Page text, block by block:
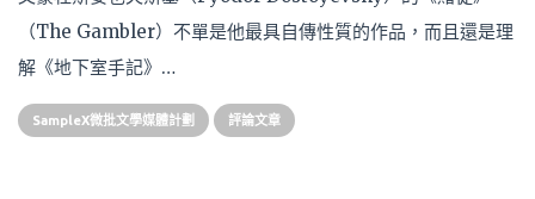
（The Gambler）不單是他最具自傳性質的作品，而且還是理
解《地下室手記》…
SampleX微批文學媒體計劃 評論文章